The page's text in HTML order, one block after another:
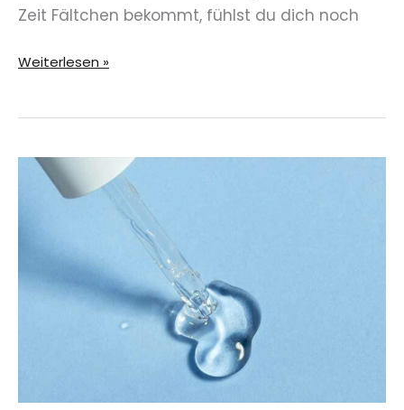
Zeit Fältchen bekommt, fühlst du dich noch
Hilft
gegen
Weiterlesen »